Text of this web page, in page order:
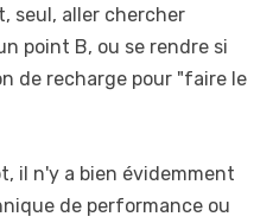
seul, aller chercher
point B, ou se rendre si
de recharge pour "faire le
il n'y a bien évidemment
de performance ou